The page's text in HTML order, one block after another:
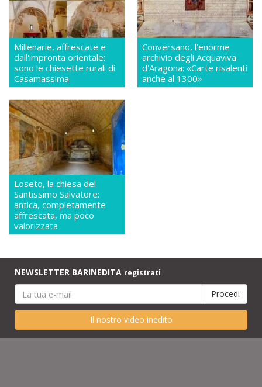
Millenarie, affrescate e
dall'impronta orientale:
sono le chiesette rurali di
Casamassima
Conversano, l'enorme
archivio degli Acquaviva
d'Aragona: «Carte risalenti
anche al 1300»
Loseto, la chiesa del
Santissimo Salvatore:
antica, completamente
affrescata, ma poco
valorizzata
NEWSLETTER BARINEDITA registrati
Il nostro video inedito